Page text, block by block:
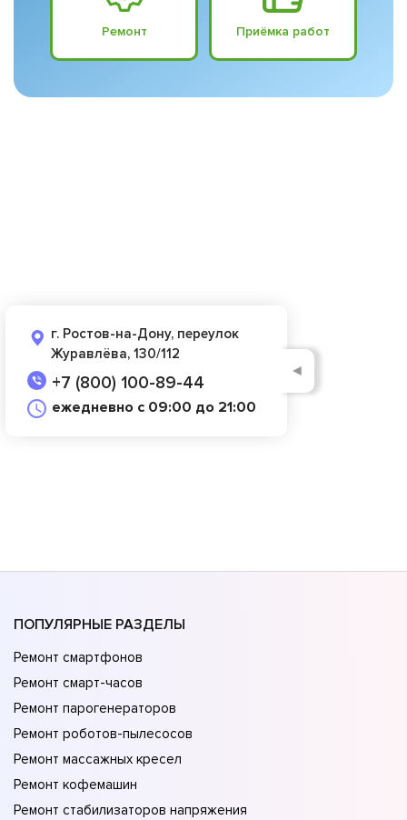
Ремонт Приёмка работ
г. Ростов-на-Дону, переулок
Журавлёва, 130/112
+7 (800) 100-89-44
ежедневно с 09:00 до 21:00
◄
ПОПУЛЯРНЫЕ РАЗДЕЛЫ
Ремонт смартфонов
Ремонт смарт-часов
Ремонт парогенераторов
Ремонт роботов-пылесосов
Ремонт массажных кресел
Ремонт кофемашин
Ремонт стабилизаторов напряжения